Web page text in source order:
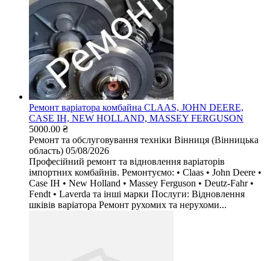
Ремонт варіатора комбайна CLAAS, JOHN DEERE,
CASE IH, NEW HOLLAND, MASSEY FERGUSON
5000.00 ₴
Ремонт та обслуговування техніки Вінниця (Вінницька
область) 05/08/2026
Професійний ремонт та відновлення варіаторів
імпортних комбайнів. Ремонтуємо: • Claas • John Deere •
Case IH • New Holland • Massey Ferguson • Deutz-Fahr •
Fendt • Laverda та інші марки Послуги: Відновлення
шківів варіатора Ремонт рухомих та нерухоми...